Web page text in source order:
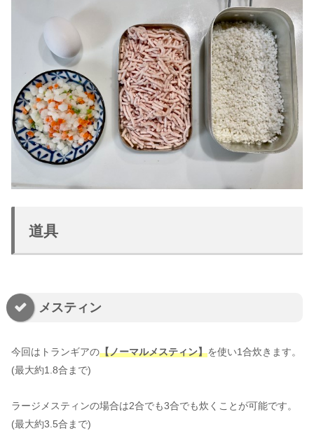
道具
メスティン
今回はトランギアの【ノーマルメスティン】を使い1合炊きます。
(最大約1.8合まで)
ラージメスティンの場合は2合でも3合でも炊くことが可能です。
(最大約3.5合まで)